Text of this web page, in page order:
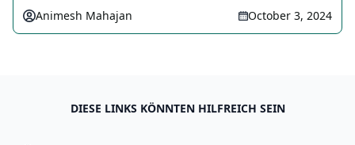
Animesh Mahajan October 3, 2024
DIESE LINKS KÖNNTEN HILFREICH SEIN